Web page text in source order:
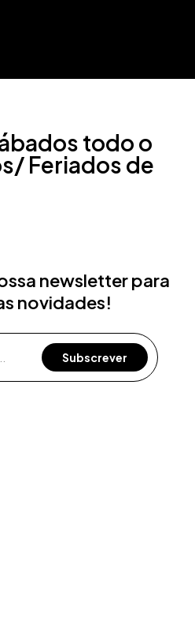
todo o
Feriados de
newsletter para
novidades!